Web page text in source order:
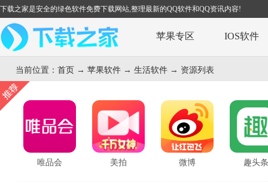
下载之家是安全的绿色软件免费下载网站,整理最新的QQ软件和QQ资讯内容!
苹果专区 IOS软件
当前位置： 首页 → 苹果软件 → 生活软件 → 资源列表
唯品会 美拍 微博 趣头条